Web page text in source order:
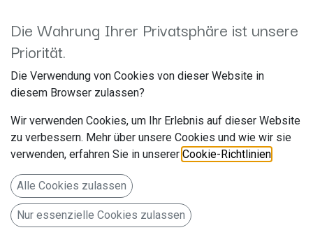
2-DIN RB Fiat/Citroen/Peugeot
2011-2014 Klavierlack 381094-
27
Artikelnummer: 381094-27
acv GmbH
Straßburger Allee 10-12
Die Wahrung Ihrer Privatsphäre ist unsere
Priorität.
Die Verwendung von Cookies von dieser Website in
diesem Browser zulassen?
Wir verwenden Cookies, um Ihr Erlebnis auf dieser Website
zu verbessern. Mehr über unsere Cookies und wie wir sie
verwenden, erfahren Sie in unserer Cookie-Richtlinien
Alle Cookies zulassen
Nur essenzielle Cookies zulassen